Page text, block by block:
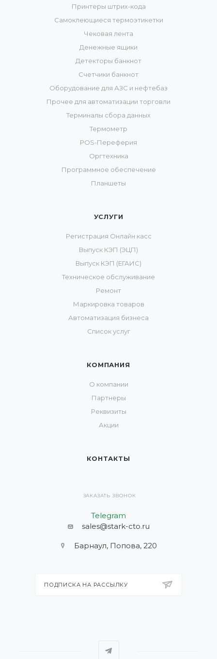
Принтеры штрих-кода
Самоклеющиеся термоэтикетки
Чековая лента
Денежные ящики
Детекторы банкнот
Счетчики банкнот
Оборудование для АЗС и нефтебаз
Прочее для автоматизации торговли
Терминалы сбора данных
Термометр
POS-Переферия
Оргтехника
Программное обеспечение
Планшеты
УСЛУГИ
Регистрация Онлайн касс
Выпуск КЭП (ЭЦП)
Выпуск КЭП (ЕГАИС)
Техническое обслуживание
Ремонт
Маркировка товаров
Автоматизация бизнеса
Список услуг
КОМПАНИЯ
О компании
Партнеры
Реквизиты
Акции
КОНТАКТЫ
ЗАКАЗАТЬ ЗВОНОК
Telegram
sales@stark-cto.ru
Барнаул, Попова, 220
ПОДПИСКА НА РАССЫЛКУ